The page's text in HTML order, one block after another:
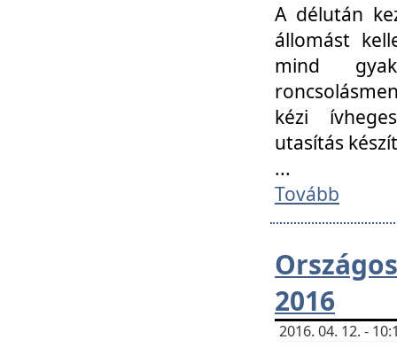
A délután
állomást
mind
kézi
utasítás
...
Tovább
2016
2016. 04. 12. -